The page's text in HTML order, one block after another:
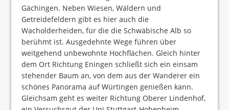
Gächingen. Neben Wiesen, Wäldern und
Getreidefeldern gibt es hier auch die
Wacholderheiden, für die die Schwäbische Alb so
berühmt ist. Ausgedehnte Wege führen über
weitgehend unbewohnte Hochflächen. Gleich hinter
dem Ort Richtung Eningen schließt sich ein einsam
stehender Baum an, von dem aus der Wanderer ein
schönes Panorama auf Würtingen genießen kann.
Gleichsam geht es weiter Richtung Oberer Lindenhof,